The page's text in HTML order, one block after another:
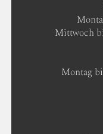
Mittwoch
Montag